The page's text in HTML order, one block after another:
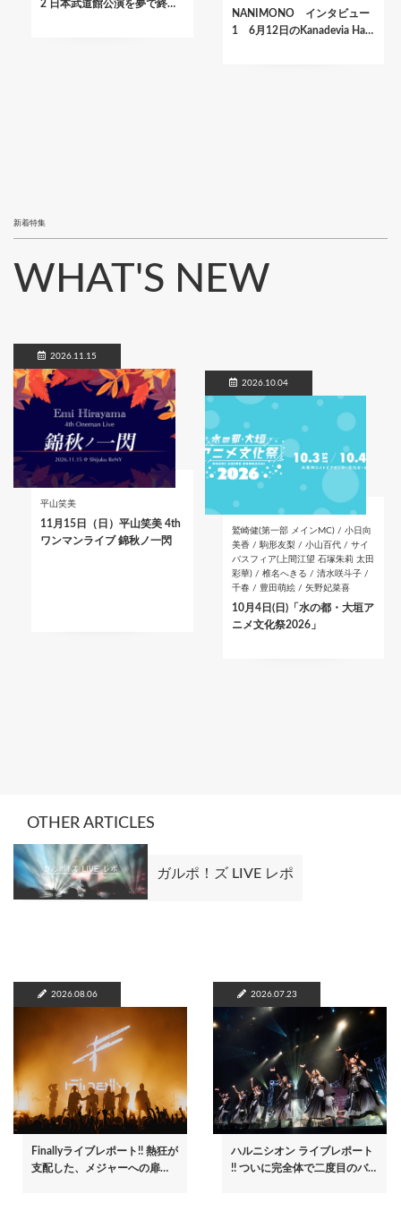
2 日本武道館公演を夢で終…
NANIMONO インタビュー
1 6月12日のKanadevia Ha…
新着特集
WHAT'S NEW
2026.11.15
平山笑美
11月15日（日）平山笑美 4th
ワンマンライブ 錦秋ノ一閃
2026.10.04
鷲崎健(第一部 メインMC) / 小日向
美香 / 駒形友梨 / 小山百代 / サイ
バスフィア(上間江望 石塚朱莉 太田
彩華) / 椎名へきる / 清水咲斗子 /
千春 / 豊田萌絵 / 矢野妃菜喜
10月4日(日)「水の都・大垣ア
ニメ文化祭2026」
OTHER ARTICLES
ガルポ！ズ LIVE レポ
2026.08.06
Finallyライブレポート!! 熱狂が
支配した、メジャーへの扉…
2026.07.23
ハルニシオン ライブレポート
!! ついに完全体で二度目のバ…